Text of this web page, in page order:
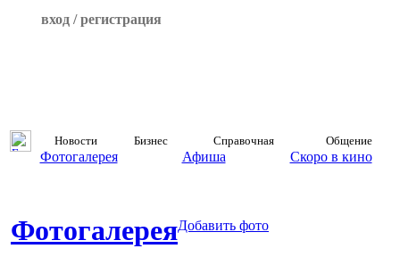
вход / регистрация
Новости Бизнес Справочная Общение
Фотогалерея Афиша Скоро в кино
ФотогалереяДобавить фото